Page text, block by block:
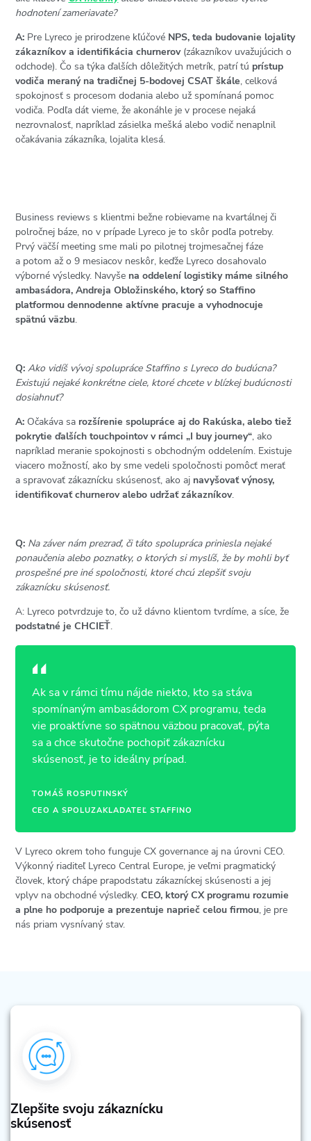
hodnotení zameriavate?
A: Pre Lyreco je prirodzene kľúčové NPS, teda budovanie lojality
zákazníkov a identifikácia churnerov(zákazníkov uvažujúcich o
odchode). Čo sa týka ďalších dôležitých metrík, patrí tú prístup
vodiča meraný na tradičnej 5-bodovej CSAT škále, celková
spokojnosť s procesom dodania alebo už spomínaná pomoc
vodiča. Podľa dát vieme, že akonáhle je v procese nejaká
nezrovnalosť, napríklad zásielka mešká alebo vodič nenaplnil
očakávania zákazníka, lojalita klesá.
Business reviews s klientmi bežne robievame na kvartálnej či
polročnej báze, no v prípade Lyreco je to skôr podľa potreby.
Prvý väčší meeting sme mali po pilotnej trojmesačnej fáze
a potom až o 9 mesiacov neskôr, keďže Lyreco dosahovalo
výborné výsledky. Navyše na oddelení logistiky máme silného
ambasádora, Andreja Obložinského, ktorý so Staffino
platformou dennodenne aktívne pracuje a vyhodnocuje
spätnú väzbu.
Q: Ako vidíš vývoj spolupráce Staffino s Lyreco do budúcna?
Existujú nejaké konkrétne ciele, ktoré chcete v blízkej budúcnosti
dosiahnuť?
A: Očakáva sa rozšírenie spolupráce aj do Rakúska, alebo tiež
pokrytie ďalších touchpointov v rámci„I buy journey“, ako
napríklad meranie spokojnosti s obchodným oddelením. Existuje
viacero možností, ako by sme vedeli spoločnosti pomôcť merať
a spravovať zákaznícku skúsenosť, ako aj navyšovať výnosy,
identifikovať churnerov alebo udržať zákazníkov.
Q: Na záver nám prezraď, či táto spolupráca priniesla nejaké
ponaučenia alebo poznatky, o ktorých si myslíš, že by mohli byť
prospešné pre iné spoločnosti, ktoré chcú zlepšiť svoju
zákaznícku skúsenosť.
A: Lyreco potvrdzuje to, čo už dávno klientom tvrdíme, a síce, že
podstatné je CHCIEŤ.
Ak sa v rámci tímu nájde niekto, kto sa stáva
spomínaným ambasádorom CX programu, teda
vie proaktívne so spätnou väzbou pracovať, pýta
sa a chce skutočne pochopiť zákaznícku
skúsenosť, je to ideálny prípad.
TOMÁŠ ROSPUTINSKÝ
CEO A SPOLUZAKLADATEĽ STAFFINO
V Lyreco okrem toho funguje CX governance aj na úrovni CEO.
Výkonný riaditeľ Lyreco Central Europe, je veľmi pragmatický
človek, ktorý chápe prapodstatu zákazníckej skúsenosti a jej
vplyv na obchodné výsledky.CEO, ktorý CX programu rozumie
a plne ho podporuje a prezentuje naprieč celou firmou, je pre
nás priam vysnívaný stav.
Zlepšite svoju zákaznícku
skúsenosť